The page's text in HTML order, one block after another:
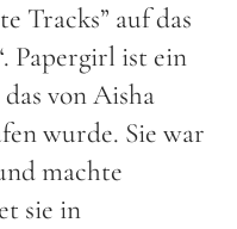
Tracks” auf das
Papergirl ist ein
von Aisha
wurde. Sie war
machte
sie in